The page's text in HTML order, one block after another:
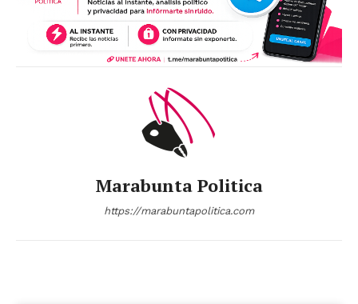
Marabunta Politica
https://marabuntapolitica.com